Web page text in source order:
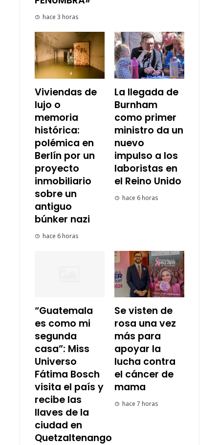
hace 3 horas
Viviendas de
lujo o
memoria
histórica:
polémica en
Berlín por un
proyecto
inmobiliario
sobre un
antiguo
búnker nazi
hace 6 horas
La llegada de
Burnham
como primer
ministro da un
nuevo
impulso a los
laboristas en
el Reino Unido
hace 6 horas
“Guatemala
es como mi
segunda
casa”: Miss
Universo
Fátima Bosch
visita el país y
recibe las
llaves de la
ciudad en
Quetzaltenango
Se visten de
rosa una vez
más para
apoyar la
lucha contra
el cáncer de
mama
hace 7 horas